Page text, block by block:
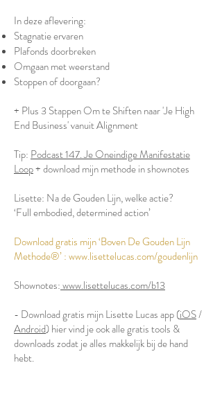
In deze aflevering:
Stagnatie ervaren
Plafonds doorbreken
Omgaan met weerstand
Stoppen of doorgaan?
+ Plus 3 Stappen Om te Shiften naar 'Je High
End Business' vanuit Alignment
Tip: Podcast 147. Je Oneindige Manifestatie
Loop+ download mijn methode in shownotes
Lisette: Na de Gouden Lijn, welke actie?
‘Full embodied, determined action’
Download gratis mijn ‘Boven De Gouden Lijn
Methode®’ :www.lisettelucas.com/goudenlijn
Shownotes:www.lisettelucas.com/b13
- Download gratis mijn Lisette Lucas app (iOS/
Android) hier vind je ook alle gratis tools &
downloads zodat je alles makkelijk bij de hand
hebt.